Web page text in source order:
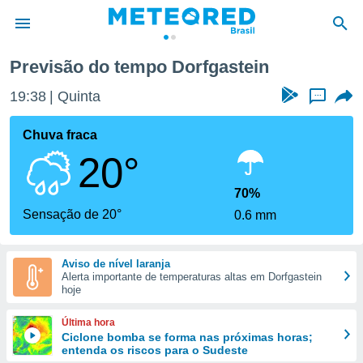
da
fornecidas
a este
das
e
forma
digital
Previsão do tempo Dorfgastein
19:38 Quinta ...
Chuva fraca
20°
Sensação de 20°
70%
0.6 mm
Aviso de nível laranja
Alerta importante de temperaturas altas em Dorfgastein
hoje
Última hora
Ciclone bomba se forma nas próximas horas;
entenda os riscos para o Sudeste